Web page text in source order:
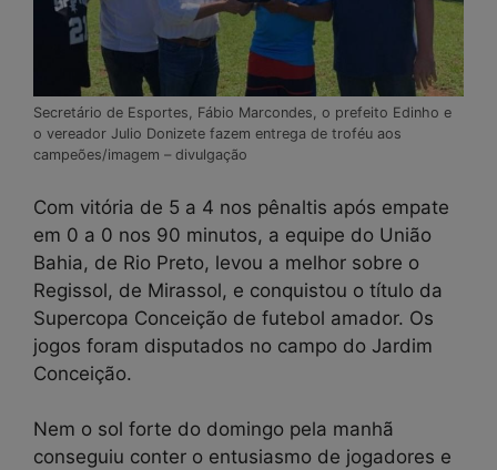
Secretário de Esportes, Fábio Marcondes, o prefeito Edinho e
o vereador Julio Donizete fazem entrega de troféu aos
campeões/imagem – divulgação
Com vitória de 5 a 4 nos pênaltis após empate
em 0 a 0 nos 90 minutos, a equipe do União
Bahia, de Rio Preto, levou a melhor sobre o
Regissol, de Mirassol, e conquistou o título da
Supercopa Conceição de futebol amador. Os
jogos foram disputados no campo do Jardim
Conceição.
Nem o sol forte do domingo pela manhã
conseguiu conter o entusiasmo de jogadores e